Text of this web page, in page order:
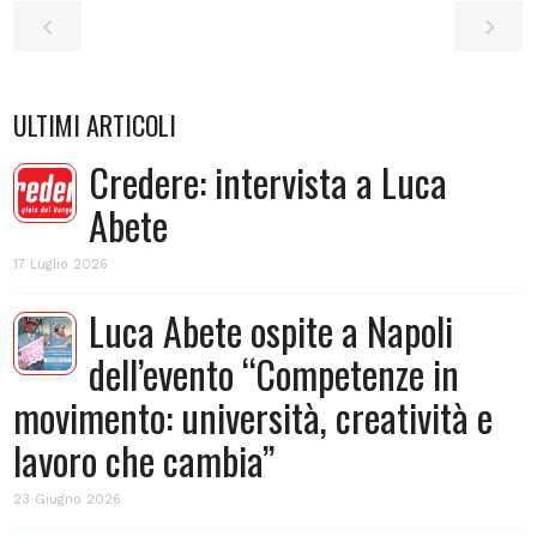
ULTIMI ARTICOLI
Credere: intervista a Luca
Abete
17 Luglio 2026
Luca Abete ospite a Napoli
dell’evento “Competenze in
movimento: università, creatività e
lavoro che cambia”
23 Giugno 2026